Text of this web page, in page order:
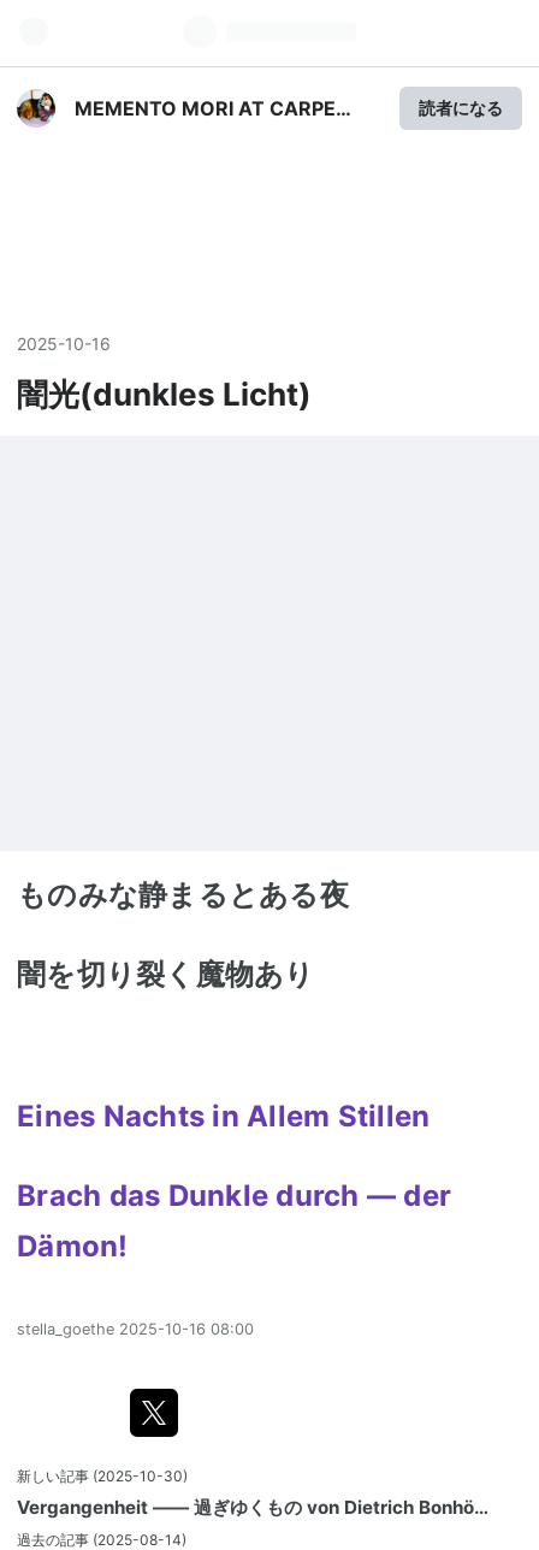
MEMENTO MORI AT CARPE
読者になる
2025-10-16
闇光(dunkles Licht)
ものみな静まるとある夜
闇を切り裂く魔物あり
Eines Nachts in Allem Stillen
Brach das Dunkle durch — der
Dämon!
stella_goethe 2025-10-16 08:00
新しい記事 (2025-10-30)
Vergangenheit —— 過ぎゆくもの von Dietrich Bonhö…
過去の記事 (2025-08-14)